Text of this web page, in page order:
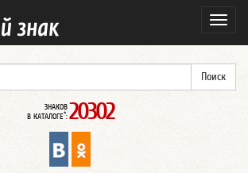
ЗНАКОВ
В КАТАЛОГЕ*: 20302